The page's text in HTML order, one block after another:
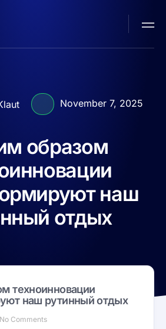
November 7, 2025
образом
наш
отдых
техноинновации
наш рутинный отдых
No Comments